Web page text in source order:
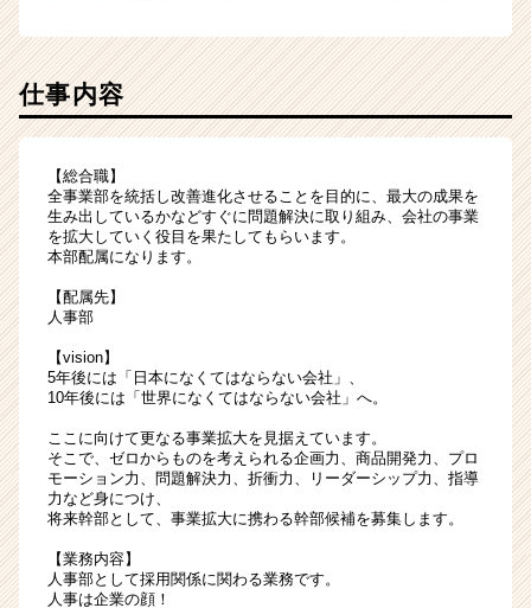
仕事内容
【総合職】
全事業部を統括し改善進化させることを目的に、最大の成果を
生み出しているかなどすぐに問題解決に取り組み、会社の事業
を拡大していく役目を果たしてもらいます。
本部配属になります。
【配属先】
人事部
【vision】
5年後には「日本になくてはならない会社」、
10年後には「世界になくてはならない会社」へ。
ここに向けて更なる事業拡大を見据えています。
そこで、ゼロからものを考えられる企画力、商品開発力、プロ
モーション力、問題解決力、折衝力、リーダーシップ力、指導
力など身につけ、
将来幹部として、事業拡大に携わる幹部候補を募集します。
【業務内容】
人事部として採用関係に関わる業務です。
人事は企業の顔！